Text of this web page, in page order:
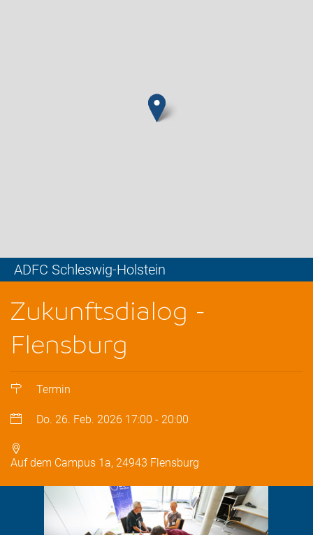
ADFC Schleswig-Holstein
Zukunftsdialog -
Flensburg
Termin
Do. 26. Feb. 2026 17:00 - 20:00
Auf dem Campus 1a, 24943 Flensburg